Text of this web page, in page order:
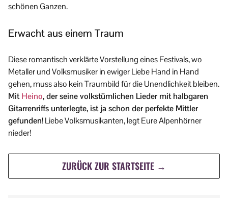
schönen Ganzen.
Erwacht aus einem Traum
Diese romantisch verklärte Vorstellung eines Festivals, wo
Metaller und Volksmusiker in ewiger Liebe Hand in Hand
gehen, muss also kein Traumbild für die Unendlichkeit bleiben.
MitHeino, der seine volkstümlichen Lieder mit halbgaren
Gitarrenriffs unterlegte, ist ja schon der perfekte Mittler
gefunden!Liebe Volksmusikanten, legt Eure Alpenhörner
nieder!
ZURÜCK ZUR STARTSEITE →